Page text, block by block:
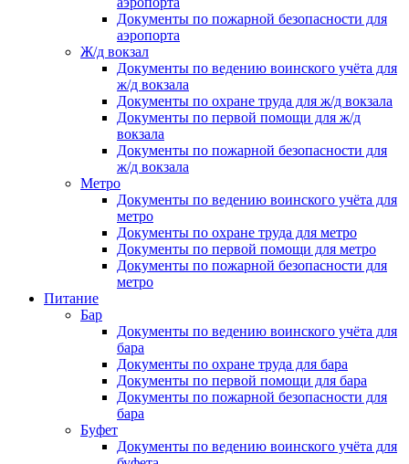
Документы по пожарной безопасности для
аэропорта
Ж/д вокзал
Документы по ведению воинского учёта для
ж/д вокзала
Документы по охране труда для ж/д вокзала
Документы по первой помощи для ж/д
вокзала
Документы по пожарной безопасности для
ж/д вокзала
Метро
Документы по ведению воинского учёта для
метро
Документы по охране труда для метро
Документы по первой помощи для метро
Документы по пожарной безопасности для
метро
Питание
Бар
Документы по ведению воинского учёта для
бара
Документы по охране труда для бара
Документы по первой помощи для бара
Документы по пожарной безопасности для
бара
Буфет
Документы по ведению воинского учёта для